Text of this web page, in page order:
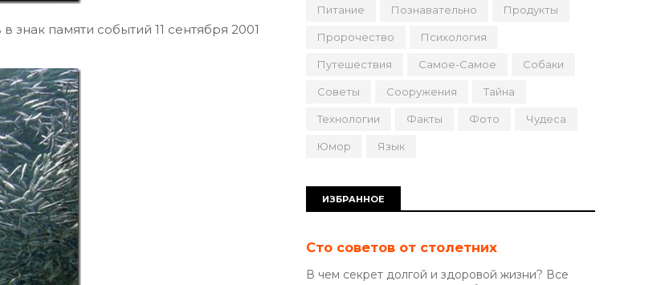
памяти событий 11 сентября 2001
Питание Познавательно Продукты
Пророчество Психология
Путешествия Самое-Самое Собаки
Советы Сооружения Тайна
Технологии Факты Фото Чудеса
Юмор Язык
ИЗБРАННОЕ
Сто советов от столетних
В чем секрет долгой и здоровой жизни? Все